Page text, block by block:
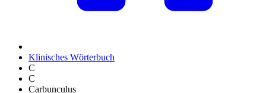
Klinisches Wörterbuch
C
C
Carbunculus